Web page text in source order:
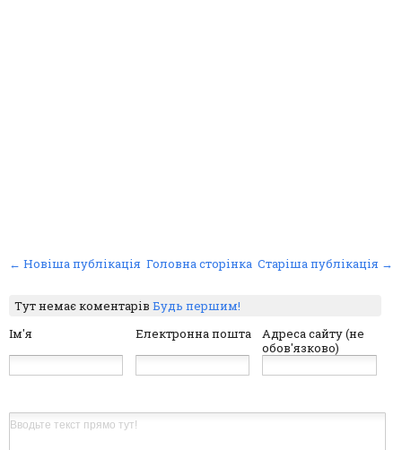
← Новіша публікація Старіша публікація →
Головна сторінка
Тут немає коментарівБудь першим!
Ім'я
Електронна пошта
Адреса сайту (не
обов'язково)